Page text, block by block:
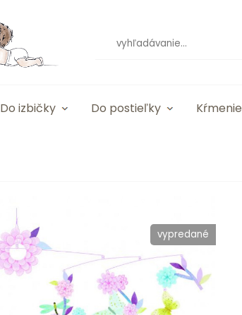
Do izbičky Do postieľky Kŕmenie
vypredané